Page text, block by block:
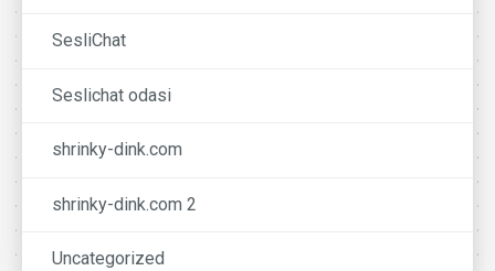
SesliChat
Seslichat odasi
shrinky-dink.com
shrinky-dink.com 2
Uncategorized